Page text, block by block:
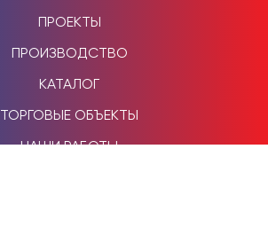
ПРОЕКТЫ
ПРОИЗВОДСТВО
КАТАЛОГ
ТОРГОВЫЕ ОБЪЕКТЫ
НАШИ РАБОТЫ